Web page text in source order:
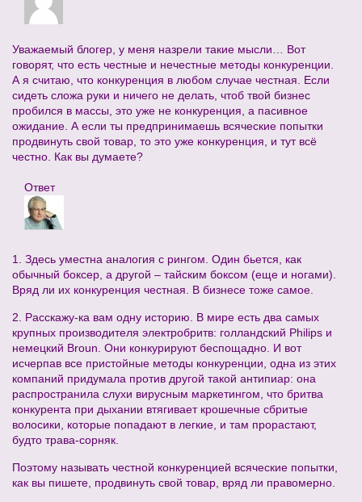
Уважаемый блогер, у меня назрели такие мысли… Вот
говорят, что есть честные и нечестные методы конкуренции.
А я считаю, что конкуренция в любом случае честная. Если
сидеть сложа руки и ничего не делать, чтоб твой бизнес
пробился в массы, это уже не конкуренция, а пасивное
ожидание. А если ты предпринимаешь всяческие попытки
продвинуть свой товар, то это уже конкуренция, и тут всё
честно. Как вы думаете?
Ответ
1. Здесь уместна аналогия с рингом. Один бьется, как
обычный боксер, а другой – тайским боксом (еще и ногами).
Вряд ли их конкуренция честная. В бизнесе тоже самое.
2. Расскажу-ка вам одну историю. В мире есть два самых
крупных производителя электробритв: голландский Philips и
немецкий Broun. Они конкурируют беспощадно. И вот
исчерпав все пристойные методы конкуренции, одна из этих
компаний придумала против другой такой антипиар: она
распространила слухи вирусным маркетингом, что бритва
конкурента при дыхании втягивает крошечные сбритые
волосики, которые попадают в легкие, и там прорастают,
будто трава-сорняк.
Поэтому называть честной конкуренцией всяческие попытки,
как вы пишете, продвинуть свой товар, вряд ли правомерно.